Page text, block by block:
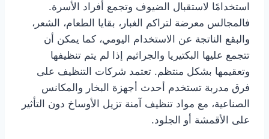
استخدامًا لاستقبال الضيوف وتجمع أفراد الأسرة.
فالمجالس معرضة لتراكم الغبار، بقايا الطعام، الشعر،
والبقع الناتجة عن الاستخدام اليومي، كما يمكن أن
تتجمع عليها البكتيريا والجراثيم إذا لم يتم تنظيفها
وتعقيمها بشكل منتظم. تعتمد شركات التنظيف على
فرق مدربة تستخدم أحدث أجهزة البخار والمكانس
الصناعية، مع مواد تنظيف آمنة تزيل الأوساخ دون التأثير
على الأقمشة أو الجلود.